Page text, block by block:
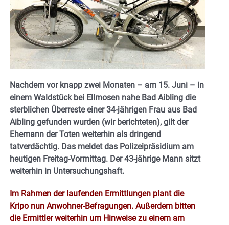
Nachdem vor knapp zwei Monaten – am 15. Juni – in
einem Waldstück bei Ellmosen nahe Bad Aibling die
sterblichen Überreste einer 34-jährigen Frau aus Bad
Aibling gefunden wurden (wir berichteten), gilt der
Ehemann der Toten weiterhin als dringend
tatverdächtig. Das meldet das Polizeipräsidium am
heutigen Freitag-Vormittag. Der 43-jährige Mann sitzt
weiterhin in Untersuchungshaft.
Im Rahmen der laufenden Ermittlungen plant die
Kripo nun Anwohner-Befragungen. Außerdem bitten
die Ermittler weiterhin um Hinweise zu einem am